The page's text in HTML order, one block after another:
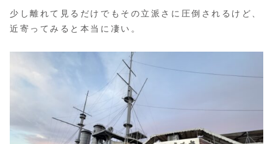
少し離れて見るだけでもその立派さに圧倒されるけど、
近寄ってみると本当に凄い。